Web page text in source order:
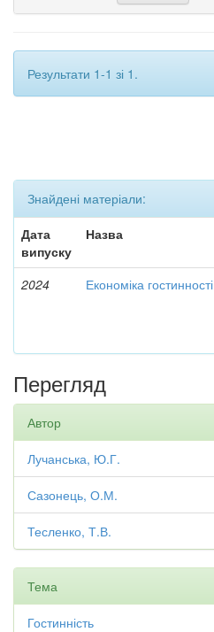
Результати 1-1 зі 1.
Знайдені матеріали:
Дата
випуску
Назва
2024 Економіка гостинності
Перегляд
Автор
Лучанська, Ю.Г.
Сазонець, О.М.
Тесленко, Т.В.
Тема
Гостинність